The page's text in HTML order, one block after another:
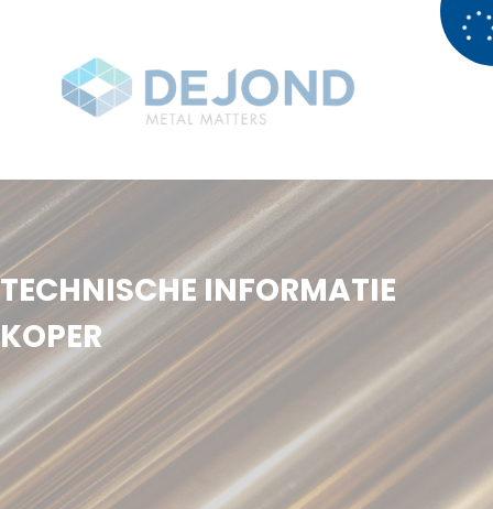
TECHNISCHE INFORMATIE
KOPER